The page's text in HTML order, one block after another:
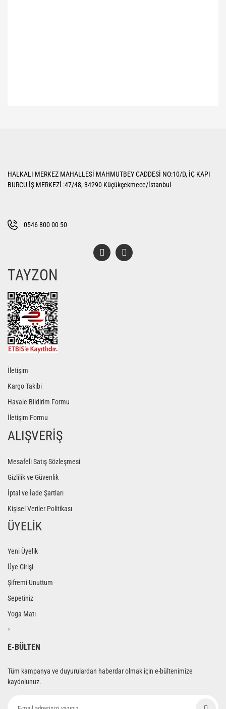
Ürün açıklamasında eksik bilgiler bulunuyor.
Bu ürüne benzer farklı alternatifler olmalı.
HALKALI MERKEZ MAHALLESİ MAHMUTBEY CADDESİ NO:10/D, İÇ KAPI
BURCU İŞ MERKEZİ :47/48, 34290 Küçükçekmece/İstanbul
0546 800 00 50
TAYZON
İletişim
Kargo Takibi
Havale Bildirim Formu
İletişim Formu
ALIŞVERİŞ
Mesafeli Satış Sözleşmesi
Gizlilik ve Güvenlik
İptal ve İade Şartları
Kişisel Veriler Politikası
ÜYELİK
Yeni Üyelik
Üye Girişi
Şifremi Unuttum
Sepetiniz
Yoga Matı
>
E-BÜLTEN
Tüm kampanya ve duyurulardan haberdar olmak için e-bültenimize
kaydolunuz.